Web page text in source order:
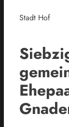
Stadt Hof